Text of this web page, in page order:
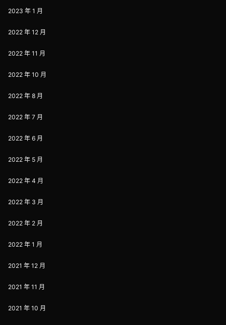
2023 年 1 月
2022 年 12 月
2022 年 11 月
2022 年 10 月
2022 年 8 月
2022 年 7 月
2022 年 6 月
2022 年 5 月
2022 年 4 月
2022 年 3 月
2022 年 2 月
2022 年 1 月
2021 年 12 月
2021 年 11 月
2021 年 10 月